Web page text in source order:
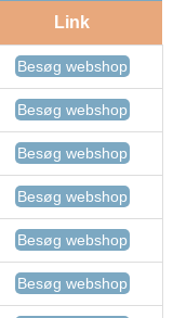
Link
Besøg webshop
Besøg webshop
Besøg webshop
Besøg webshop
Besøg webshop
Besøg webshop